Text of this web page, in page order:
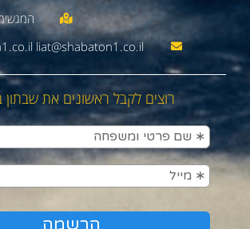
liat@shabaton1.co.il
רוצים לקבל ראשונים את שבתון